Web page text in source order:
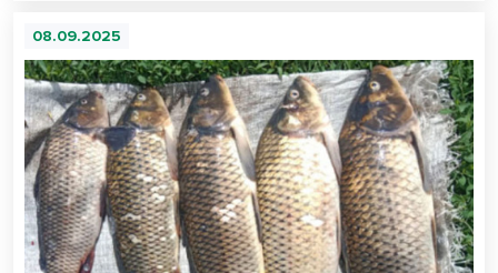
08.09.2025